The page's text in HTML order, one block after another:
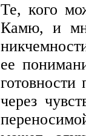
Те, кого
Камю, и
ее
готовности
через